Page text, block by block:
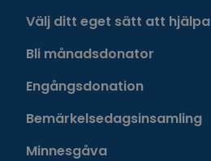
Välj ditt eget sätt att hjälpa
Bli månadsdonator
Engångsdonation
Bemärkelsedagsinsamling
Minnesgåva